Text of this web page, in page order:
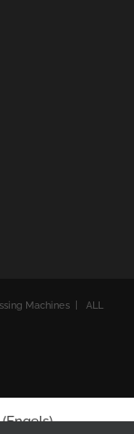
Machines | ALL
Engels)